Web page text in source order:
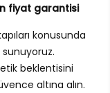
fiyat garantisi
konusunda
beklentisini
altına alın.